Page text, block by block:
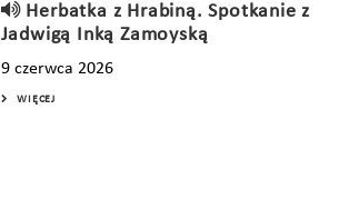
Herbatka z Hrabiną. Spotkanie z
Jadwigą Inką Zamoyską
9 czerwca 2026
WIĘCEJ